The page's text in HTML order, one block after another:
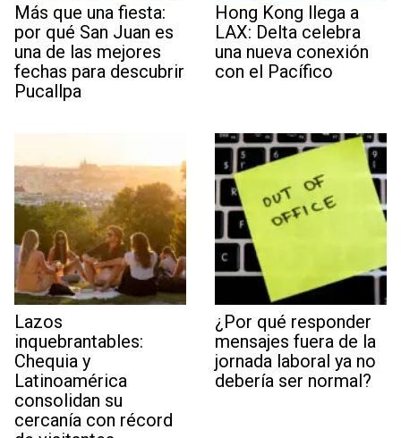
Más que una fiesta:
por qué San Juan es
una de las mejores
fechas para descubrir
Pucallpa
Hong Kong llega a
LAX: Delta celebra
una nueva conexión
con el Pacífico
Lazos
inquebrantables:
Chequia y
Latinoamérica
consolidan su
cercanía con récord
¿Por qué responder
mensajes fuera de la
jornada laboral ya no
debería ser normal?